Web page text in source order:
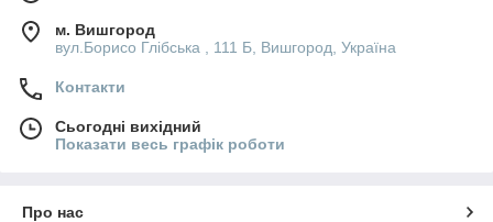
м. Вишгород
вул.Борисо Глібська , 111 Б, Вишгород, Україна
Контакти
Сьогодні вихідний
Показати весь графік роботи
Про нас